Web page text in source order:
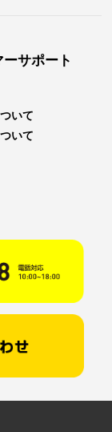
サポート
いて
いて